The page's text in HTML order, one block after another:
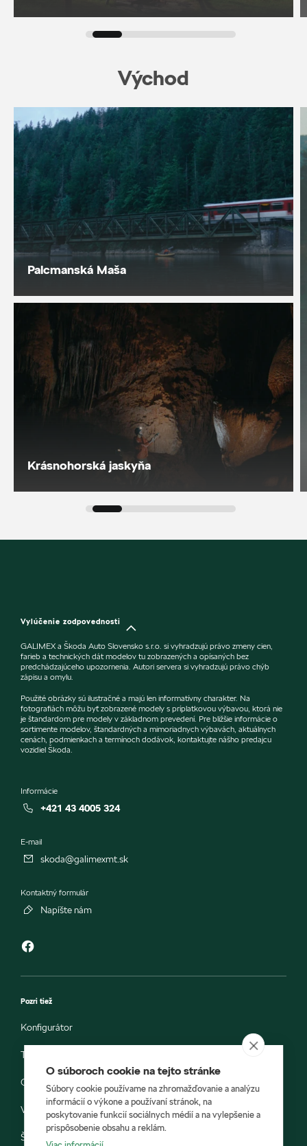
Východ
Palcmanská Maša
Krásnohorská jaskyňa
Vylúčenie zodpovednosti
GALIMEX a Škoda Auto Slovensko s.r.o. si vyhradzujú právo zmeny cien,
farieb a technických dát modelov tu zobrazených a opísaných bez
predchádzajúceho upozornenia. Autori servera si vyhradzujú právo chýb
zápisu a omylu.
Použité obrázky sú ilustračné a majú len informatívny charakter. Na
fotografiách môžu byť zobrazené modely s príplatkovou výbavou, ktorá nie
je štandardom pre modely v základnom prevedení. Pre bližšie informácie o
sortimente modelov, štandardných a mimoriadnych výbavách, aktuálnych
cenách, podmienkach a termínoch dodávok, kontaktujte nášho predajcu
vozidiel Škoda.
Informácie
+421 43 4005 324
E-mail
skoda@galimexmt.sk
Kontaktný formulár
Napíšte nám
Pozri tiež
Konfigurátor
Testovacia jazda
Objednávka do servisu
Vozidlá ihneď k odberu
Škoda E-shop
O súboroch cookie na tejto stránke
Súbory cookie používame na zhromažďovanie a analýzu
informácií o výkone a používaní stránok, na
poskytovanie funkcií sociálnych médií a na vylepšenie a
prispôsobenie obsahu a reklám.